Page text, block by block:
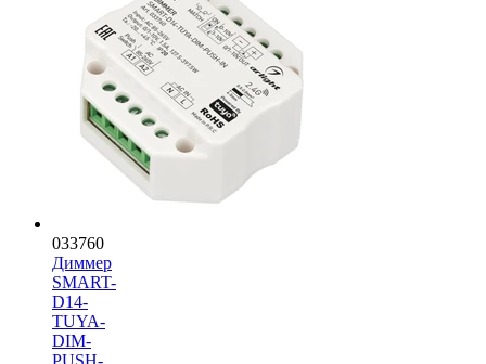
033760
Диммер
SMART-
D14-
TUYA-
DIM-
PUSH-